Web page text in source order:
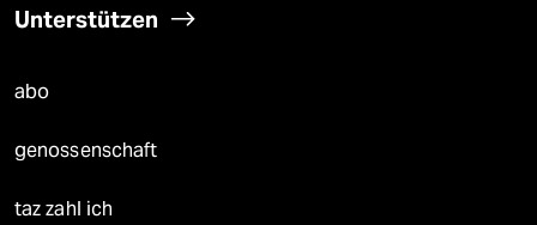
Unterstützen
abo
genossenschaft
taz zahl ich